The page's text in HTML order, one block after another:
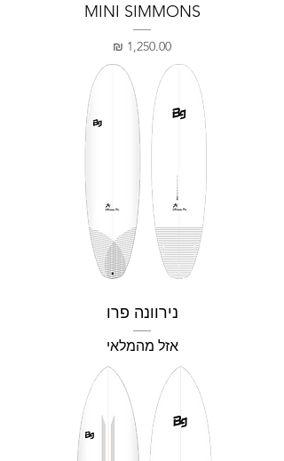
MINI SIMMONS
מחיר
נירוונה פרו
אזל מהמלאי